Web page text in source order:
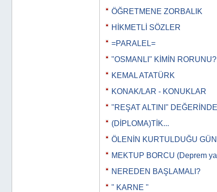
ÖĞRETMENE ZORBALIK
HİKMETLİ SÖZLER
=PARALEL=
"OSMANLI" KİMİN RORUNU?
KEMAL ATATÜRK
KONAK/LAR - KONUKLAR
"REŞAT ALTINI"
(DİPLOMA)TİK...
ÖLENİN KURTULDUĞU GÜN
MEKTUP BORCU (Deprem
NEREDEN BAŞLAMALI?
" KARNE "